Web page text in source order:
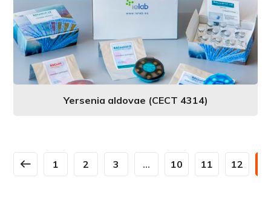
Yersenia aldovae (CECT 4314)
1 2 3 … 10 11 12